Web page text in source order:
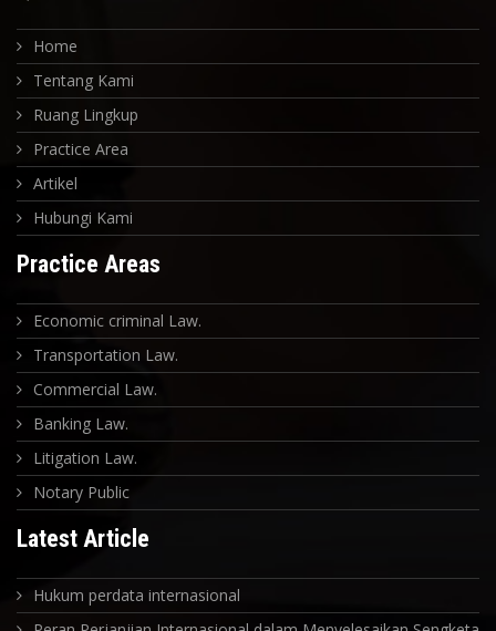
Home
Tentang Kami
Ruang Lingkup
Practice Area
Artikel
Hubungi Kami
Practice Areas
Economic criminal Law.
Transportation Law.
Commercial Law.
Banking Law.
Litigation Law.
Notary Public
Latest Article
Hukum perdata internasional